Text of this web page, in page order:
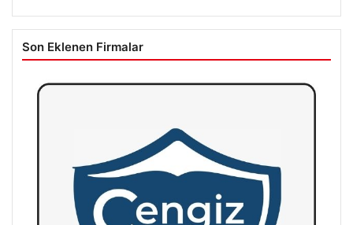
Son Eklenen Firmalar